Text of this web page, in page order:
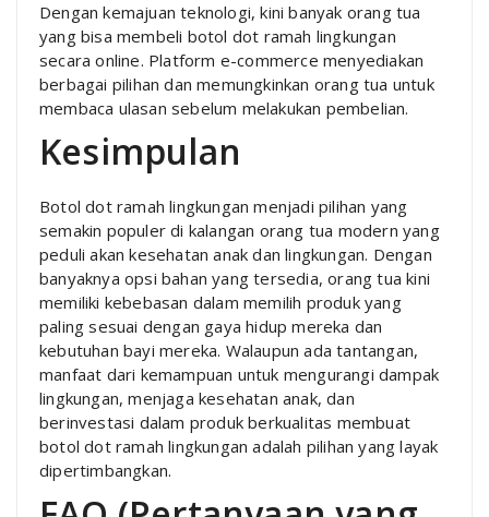
Dengan kemajuan teknologi, kini banyak orang tua
yang bisa membeli botol dot ramah lingkungan
secara online. Platform e-commerce menyediakan
berbagai pilihan dan memungkinkan orang tua untuk
membaca ulasan sebelum melakukan pembelian.
Kesimpulan
Botol dot ramah lingkungan menjadi pilihan yang
semakin populer di kalangan orang tua modern yang
peduli akan kesehatan anak dan lingkungan. Dengan
banyaknya opsi bahan yang tersedia, orang tua kini
memiliki kebebasan dalam memilih produk yang
paling sesuai dengan gaya hidup mereka dan
kebutuhan bayi mereka. Walaupun ada tantangan,
manfaat dari kemampuan untuk mengurangi dampak
lingkungan, menjaga kesehatan anak, dan
berinvestasi dalam produk berkualitas membuat
botol dot ramah lingkungan adalah pilihan yang layak
dipertimbangkan.